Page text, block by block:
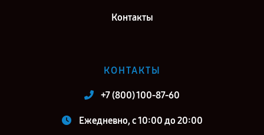
Контакты
КОНТАКТЫ
+7 (800) 100-87-60
Ежедневно, с 10:00 до 20:00